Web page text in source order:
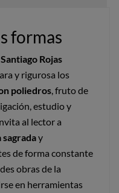
formas
Santiago Rojas
y rigurosa los
poliedros, fruto de
estudio y
al lector a
y
de forma constante
obras de la
en herramientas